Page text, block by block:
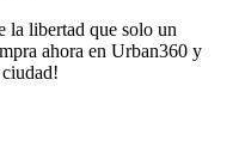
la libertad que solo un
ahora en Urban360 y